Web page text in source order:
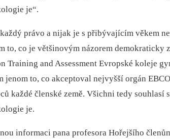
je“.
právo a nijak je s přibývajícím věkem
to, co je většinovým názorem demokraticky
Training and Assessment Evropské koleje
jenom to, co akceptoval nejvyšší orgán
každé členské země. Všichni tedy souhlasí
je.
informaci pana profesora Hořejšího